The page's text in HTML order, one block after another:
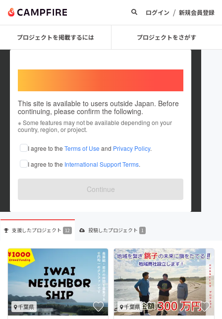
ログイン / 新規会員登録
プロジェクトを掲載するには プロジェクトをさがす
This site is available to users outside Japan. Before
continuing, please confirm the following.
※ Some features may not be available depending on your
country, region, or project.
I agree to the Terms of Use and Privacy Policy.
I agree to the International Support Terms.
Continue
atelier lab.伝右衛門製作所
これまでに12回支援して1件のプロジェクトを投稿しています
在住国：日本 現在地：千葉県
出身国：日本 出身地：千葉県
支援したプロジェクト 12 投稿したプロジェクト 1
千葉県 千葉県